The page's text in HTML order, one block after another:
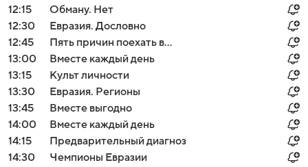
12:15
Обману. Нет
12:30
Евразия. Дословно
12:45
Пять причин поехать в...
13:00
Вместе каждый день
13:15
Культ личности
13:30
Евразия. Регионы
13:45
Вместе выгодно
14:00
Вместе каждый день
14:15
Предварительный диагноз
14:30
Чемпионы Евразии